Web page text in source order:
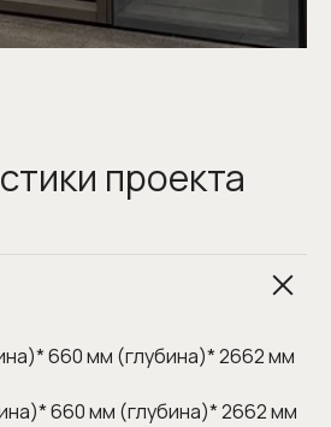
проекта
660 мм (глубина)* 2662 мм
660 мм (глубина)* 2662 мм